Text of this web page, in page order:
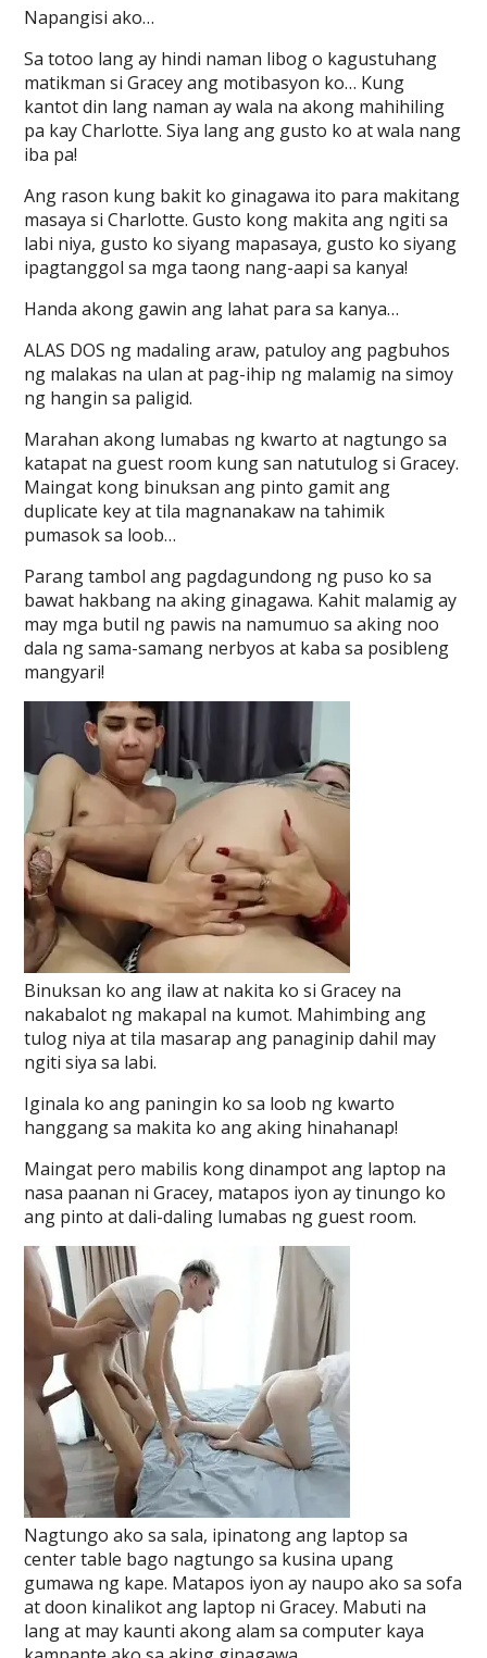
Napangisi ako…
Sa totoo lang ay hindi naman libog o kagustuhang
matikman si Gracey ang motibasyon ko… Kung
kantot din lang naman ay wala na akong mahihiling
pa kay Charlotte. Siya lang ang gusto ko at wala nang
iba pa!
Ang rason kung bakit ko ginagawa ito para makitang
masaya si Charlotte. Gusto kong makita ang ngiti sa
labi niya, gusto ko siyang mapasaya, gusto ko siyang
ipagtanggol sa mga taong nang-aapi sa kanya!
Handa akong gawin ang lahat para sa kanya…
ALAS DOS ng madaling araw, patuloy ang pagbuhos
ng malakas na ulan at pag-ihip ng malamig na simoy
ng hangin sa paligid.
Marahan akong lumabas ng kwarto at nagtungo sa
katapat na guest room kung san natutulog si Gracey.
Maingat kong binuksan ang pinto gamit ang
duplicate key at tila magnanakaw na tahimik
pumasok sa loob…
Parang tambol ang pagdagundong ng puso ko sa
bawat hakbang na aking ginagawa. Kahit malamig ay
may mga butil ng pawis na namumuo sa aking noo
dala ng sama-samang nerbyos at kaba sa posibleng
mangyari!
Binuksan ko ang ilaw at nakita ko si Gracey na
nakabalot ng makapal na kumot. Mahimbing ang
tulog niya at tila masarap ang panaginip dahil may
ngiti siya sa labi.
Iginala ko ang paningin ko sa loob ng kwarto
hanggang sa makita ko ang aking hinahanap!
Maingat pero mabilis kong dinampot ang laptop na
nasa paanan ni Gracey, matapos iyon ay tinungo ko
ang pinto at dali-daling lumabas ng guest room.
Nagtungo ako sa sala, ipinatong ang laptop sa
center table bago nagtungo sa kusina upang
gumawa ng kape. Matapos iyon ay naupo ako sa sofa
at doon kinalikot ang laptop ni Gracey. Mabuti na
lang at may kaunti akong alam sa computer kaya